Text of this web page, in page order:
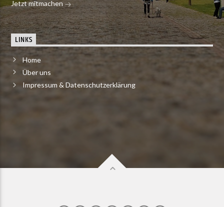
Jetzt mitmachen
LINKS
Home
Über uns
Impressum & Datenschutzerklärung